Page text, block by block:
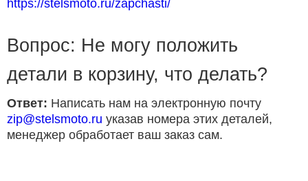
https://stelsmoto.ru/zapchasti/
Вопрос: Не могу положить
детали в корзину, что делать?
Ответ: Написать нам на электронную почту
zip@stelsmoto.ru указав номера этих деталей,
менеджер обработает ваш заказ сам.